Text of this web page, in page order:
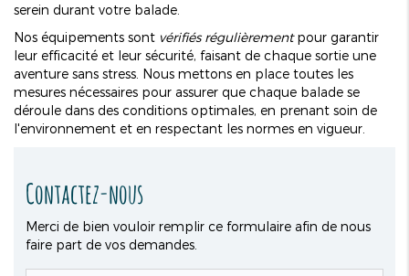
serein durant votre balade.
Nos équipements sont vérifiés régulièrementpour garantir
leur efficacité et leur sécurité, faisant de chaque sortie une
aventure sans stress. Nous mettons en place toutes les
mesures nécessaires pour assurer que chaque balade se
déroule dans des conditions optimales, en prenant soin de
l'environnement et en respectant les normes en vigueur.
Contactez-nous
Merci de bien vouloir remplir ce formulaire afin de nous
faire part de vos demandes.